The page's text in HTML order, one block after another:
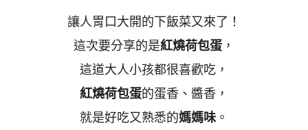
讓人胃口大開的下飯菜又來了！
這次要分享的是紅燒荷包蛋，
這道大人小孩都很喜歡吃，
紅燒荷包蛋的蛋香、醬香，
就是好吃又熟悉的媽媽味 。